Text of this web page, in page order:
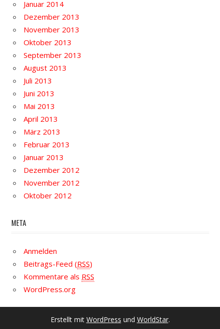
Januar 2014
Dezember 2013
November 2013
Oktober 2013
September 2013
August 2013
Juli 2013
Juni 2013
Mai 2013
April 2013
März 2013
Februar 2013
Januar 2013
Dezember 2012
November 2012
Oktober 2012
META
Anmelden
Beitrags-Feed (RSS)
Kommentare als RSS
WordPress.org
Erstellt mit WordPress und WorldStar.